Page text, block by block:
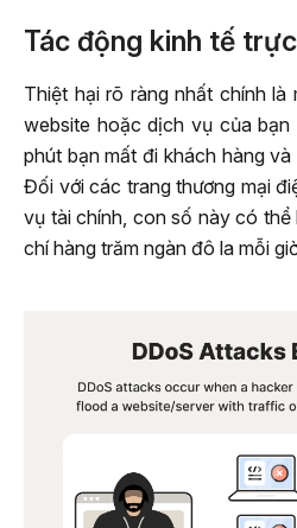
Tác động kinh tế
Thiệt hại rõ ràng nhất chính
website hoặc dịch vụ của
phút bạn mất đi khách hàng
Đối với các trang thương mại
vụ tài chính, con số này có
chí hàng trăm ngàn đô la mỗi